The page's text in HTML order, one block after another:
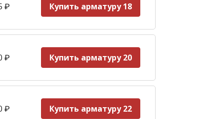
₽ Купить арматуру 18
₽ Купить арматуру 20
₽ Купить арматуру 22